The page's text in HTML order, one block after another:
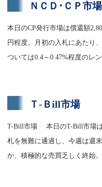
ＮＣＤ･ＣＰ市場
本日のCP発行市場は償還額
円程度。月初の入札にあたり
ついては0.4～0.47%程度のレ
Ｔ-Ｂill市場
T-Bill市場 本日のT-Bill市場は
札を無難に通過し、今週は週
か、積極的な売買乏しく終始